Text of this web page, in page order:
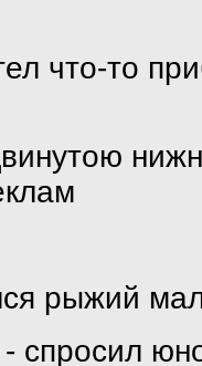
что-то
рыжий
- спросил